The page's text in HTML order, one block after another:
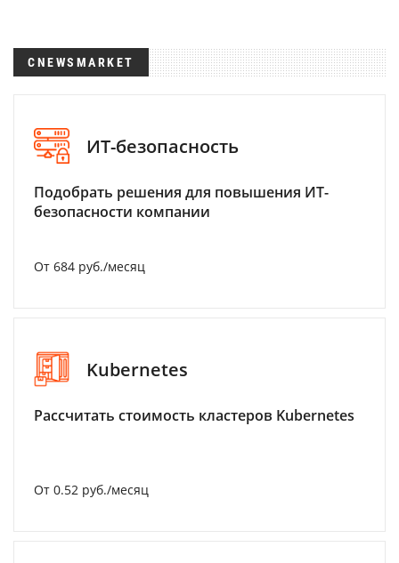
CNEWSMARKET
ИТ-безопасность
Подобрать решения для повышения ИТ-
безопасности компании
От 684 руб./месяц
Kubernetes
Рассчитать стоимость кластеров Kubernetes
От 0.52 руб./месяц